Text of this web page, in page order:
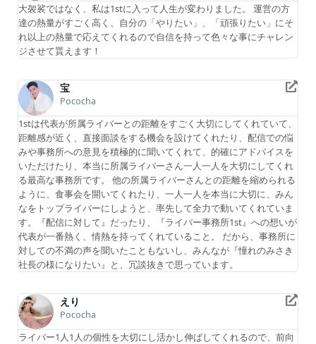
大袈裟ではなく、私は1stに入って人生が変わりました。 運営の方
達の熱量がすごく高く、自分の「やりたい」、「頑張りたい」にそ
れ以上の熱量で応えてくれるので自信を持って色々な事にチャレン
ジさせて貰えます！
宝
Pococha
1stは代表が所属ライバーとの距離をすごく大切にしてくれていて、
距離感が近く、直接面談をする機会を設けてくれたり、配信での悩
みや事務所への意見を積極的に聞いてくれて、的確にアドバイスを
いただけたり、本当に所属ライバーさん一人一人を大切にしてくれ
る最高な事務所です。 他の所属ライバーさんとの距離を縮められる
ように、食事会を開いてくれたり、一人一人を本当に大切に、みん
なをトップライバーにしようと、率先して全力で動いてくれていま
す。『配信に対して』だったり、『ライバー事務所1st』への想いが
代表が一番熱く、情熱を持ってくれていること。 だから、事務所に
対しての不満の声を聞いたこともないし、みんなが『憧れのみさき
社長の様になりたい』と、冗談抜きで思っています。
えり
Pococha
ライバー1人1人の個性を大切にし活かし伸ばしてくれるので、前向